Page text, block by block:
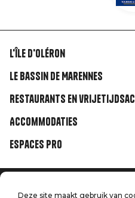
Liens
rubriques
L'île d'Oléron
Le Bassin de Marennes
Restaurants en
Accommodaties
Espaces Pro
Deze site maakt gebruik van